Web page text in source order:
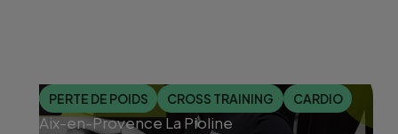
PERTE DE POIDS CROSS TRAINING CARDIO
Aix-en-Provence La Pioline